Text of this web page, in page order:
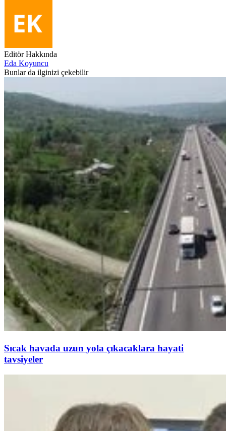
Editör Hakkında
Eda Koyuncu
Bunlar da ilginizi çekebilir
Sıcak havada uzun yola çıkacaklara hayati
tavsiyeler